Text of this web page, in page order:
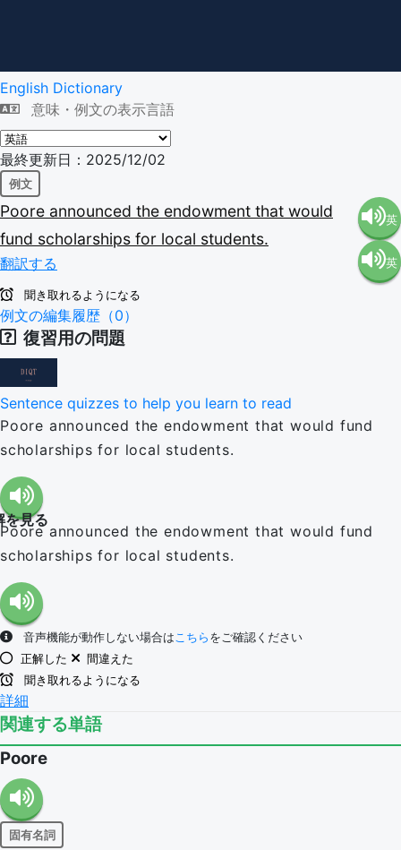
English Dictionary
意味・例文の表示言語
最終更新日：2025/12/02
例文
Poore announced the endowment that would
fund scholarships for local students.
翻訳する
英
語（米
英
聞き取れるようになる
例文の編集履歴（0）
復習用の問題
Sentence quizzes to help you learn to read
Poore announced the endowment that would fund
scholarships for local students.
を見る
Poore announced the endowment that would fund
scholarships for local students.
音声機能が動作しない場合はこちら をご確認ください
正解した
間違えた
聞き取れるようになる
詳細
関連する単語
Poore
固有名詞